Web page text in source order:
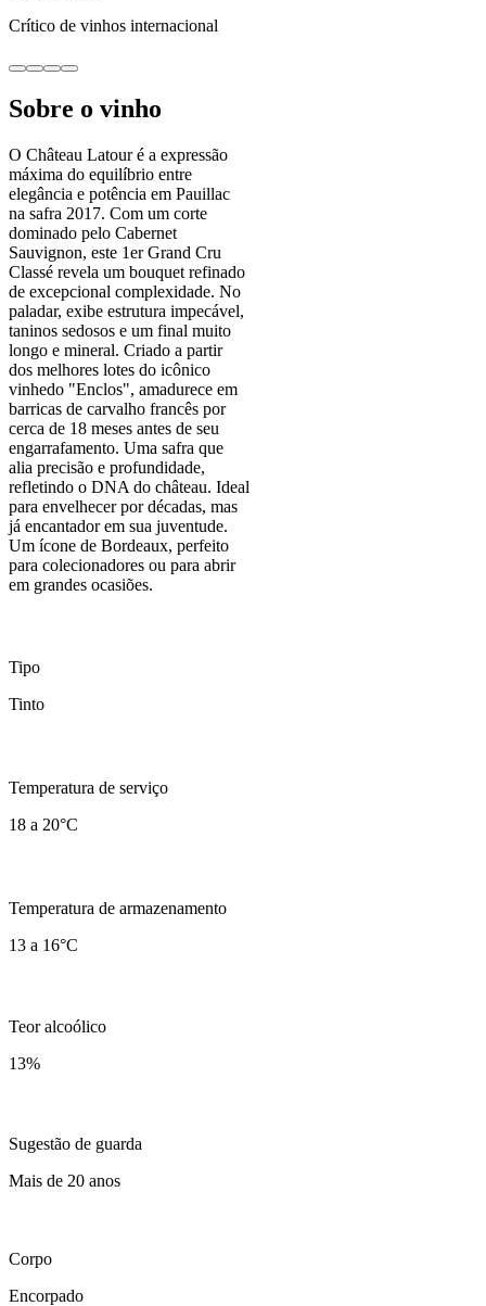
Crítico de vinhos internacional
Sobre o vinho
O Château Latour é a expressão
máxima do equilíbrio entre
elegância e potência em Pauillac
na safra 2017. Com um corte
dominado pelo Cabernet
Sauvignon, este 1er Grand Cru
Classé revela um bouquet refinado
de excepcional complexidade. No
paladar, exibe estrutura impecável,
taninos sedosos e um final muito
longo e mineral. Criado a partir
dos melhores lotes do icônico
vinhedo "Enclos", amadurece em
barricas de carvalho francês por
cerca de 18 meses antes de seu
engarrafamento. Uma safra que
alia precisão e profundidade,
refletindo o DNA do château. Ideal
para envelhecer por décadas, mas
já encantador em sua juventude.
Um ícone de Bordeaux, perfeito
para colecionadores ou para abrir
em grandes ocasiões.
Tipo
Tinto
Temperatura de serviço
18 a 20°C
Temperatura de armazenamento
13 a 16°C
Teor alcoólico
13%
Sugestão de guarda
Mais de 20 anos
Corpo
Encorpado